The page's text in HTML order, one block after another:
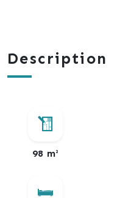
Description
98 m²